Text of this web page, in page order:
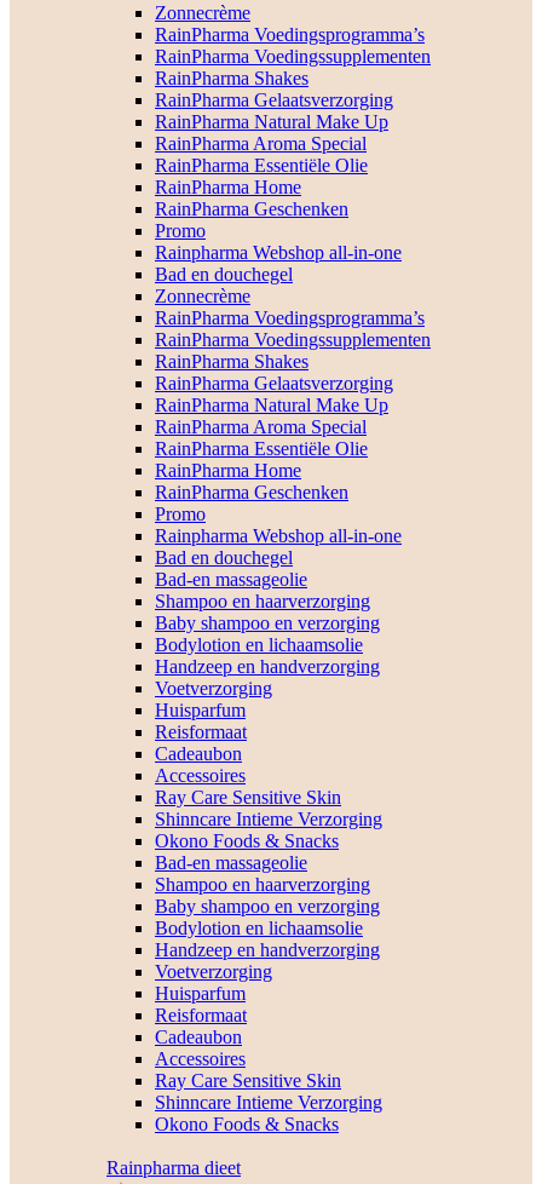
Zonnecrème
RainPharma Voedingsprogramma’s
RainPharma Voedingssupplementen
RainPharma Shakes
RainPharma Gelaatsverzorging
RainPharma Natural Make Up
RainPharma Aroma Special
RainPharma Essentiële Olie
RainPharma Home
RainPharma Geschenken
Promo
Rainpharma Webshop all-in-one
Bad en douchegel
Zonnecrème
RainPharma Voedingsprogramma’s
RainPharma Voedingssupplementen
RainPharma Shakes
RainPharma Gelaatsverzorging
RainPharma Natural Make Up
RainPharma Aroma Special
RainPharma Essentiële Olie
RainPharma Home
RainPharma Geschenken
Promo
Rainpharma Webshop all-in-one
Bad en douchegel
Bad-en massageolie
Shampoo en haarverzorging
Baby shampoo en verzorging
Bodylotion en lichaamsolie
Handzeep en handverzorging
Voetverzorging
Huisparfum
Reisformaat
Cadeaubon
Accessoires
Ray Care Sensitive Skin
Shinncare Intieme Verzorging
Okono Foods & Snacks
Bad-en massageolie
Shampoo en haarverzorging
Baby shampoo en verzorging
Bodylotion en lichaamsolie
Handzeep en handverzorging
Voetverzorging
Huisparfum
Reisformaat
Cadeaubon
Accessoires
Ray Care Sensitive Skin
Shinncare Intieme Verzorging
Okono Foods & Snacks
Rainpharma dieet